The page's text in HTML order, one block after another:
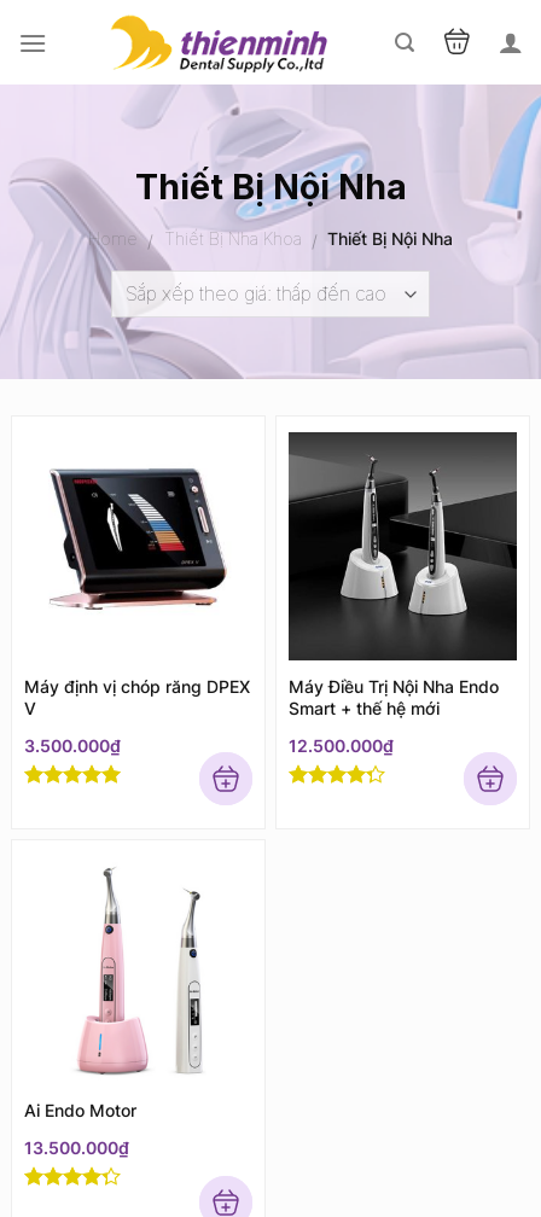
Thiết Bị Nội Nha
Home / Thiết Bị Nha Khoa / Thiết Bị Nội Nha
Máy định vị chóp răng DPEX
V
3.500.000₫
Máy Điều Trị Nội Nha Endo
Smart + thế hệ mới
12.500.000₫
Ai Endo Motor
13.500.000₫